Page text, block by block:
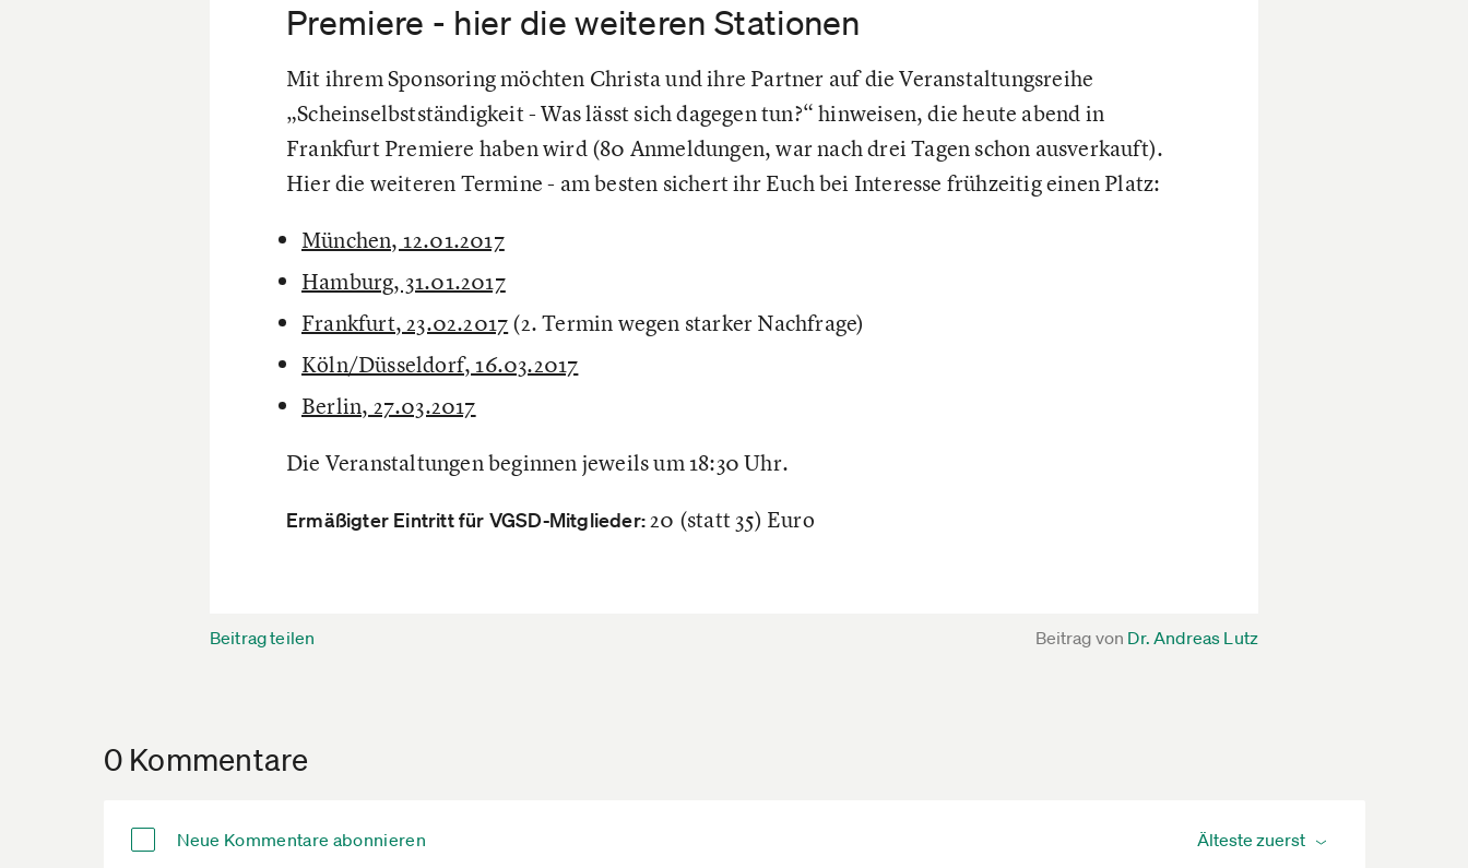
Premiere - hier die weiteren Stationen
Mit ihrem Sponsoring möchten Christa und ihre Partner auf die Veranstaltungsreihe
„Scheinselbstständigkeit - Was lässt sich dagegen tun?“ hinweisen, die heute abend in
Frankfurt Premiere haben wird (80 Anmeldungen, war nach drei Tagen schon ausverkauft).
Hier die weiteren Termine - am besten sichert ihr Euch bei Interesse frühzeitig einen Platz:
München, 12.01.2017
Hamburg, 31.01.2017
Frankfurt, 23.02.2017(2. Termin wegen starker Nachfrage)
Köln/Düsseldorf, 16.03.2017
Berlin, 27.03.2017
Die Veranstaltungen beginnen jeweils um 18:30 Uhr.
Ermäßigter Eintritt für VGSD-Mitglieder:20 (statt 35) Euro
Beitrag teilen Beitrag von Dr. Andreas Lutz
0 Kommentare
Neue Kommentare abonnieren